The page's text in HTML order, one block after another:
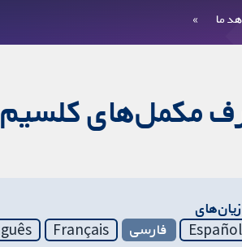
ما
مکمل‌های کلسیم
Español فارسی Français